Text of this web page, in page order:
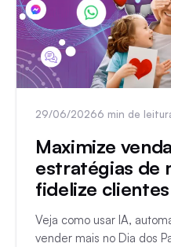
29/06/20266 min de
Maximize
estratégias de
fidelize
Veja como usar IA,
vender mais no Dia dos